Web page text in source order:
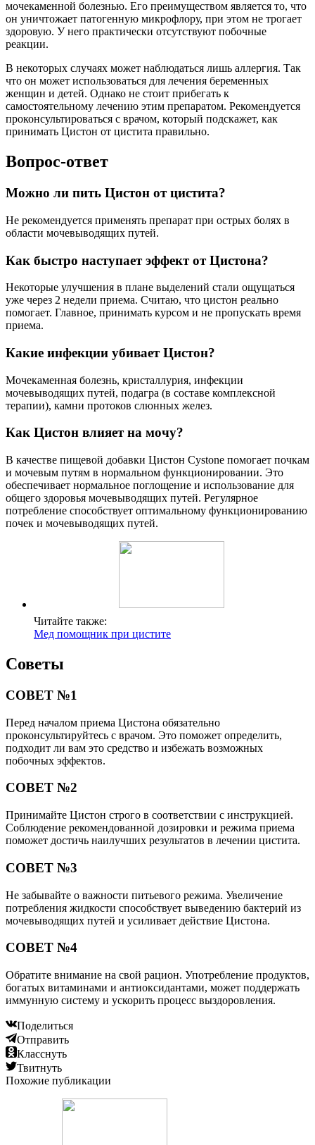
мочекаменной болезнью. Его преимуществом является то, что
он уничтожает патогенную микрофлору, при этом не трогает
здоровую. У него практически отсутствуют побочные
реакции.
В некоторых случаях может наблюдаться лишь аллергия. Так
что он может использоваться для лечения беременных
женщин и детей. Однако не стоит прибегать к
самостоятельному лечению этим препаратом. Рекомендуется
проконсультироваться с врачом, который подскажет, как
принимать Цистон от цистита правильно.
Вопрос-ответ
Можно ли пить Цистон от цистита?
Не рекомендуется применять препарат при острых болях в
области мочевыводящих путей.
Как быстро наступает эффект от Цистона?
Некоторые улучшения в плане выделений стали ощущаться
уже через 2 недели приема. Считаю, что цистон реально
помогает. Главное, принимать курсом и не пропускать время
приема.
Какие инфекции убивает Цистон?
Мочекаменная болезнь, кристаллурия, инфекции
мочевыводящих путей, подагра (в составе комплексной
терапии), камни протоков слюнных желез.
Как Цистон влияет на мочу?
В качестве пищевой добавки Цистон Cystone помогает почкам
и мочевым путям в нормальном функционировании. Это
обеспечивает нормальное поглощение и использование для
общего здоровья мочевыводящих путей. Регулярное
потребление способствует оптимальному функционированию
почек и мочевыводящих путей.
Читайте также:
Мед помощник при цистите
Советы
СОВЕТ №1
Перед началом приема Цистона обязательно
проконсультируйтесь с врачом. Это поможет определить,
подходит ли вам это средство и избежать возможных
побочных эффектов.
СОВЕТ №2
Принимайте Цистон строго в соответствии с инструкцией.
Соблюдение рекомендованной дозировки и режима приема
поможет достичь наилучших результатов в лечении цистита.
СОВЕТ №3
Не забывайте о важности питьевого режима. Увеличение
потребления жидкости способствует выведению бактерий из
мочевыводящих путей и усиливает действие Цистона.
СОВЕТ №4
Обратите внимание на свой рацион. Употребление продуктов,
богатых витаминами и антиоксидантами, может поддержать
иммунную систему и ускорить процесс выздоровления.
Поделиться
Отправить
Класснуть
Твитнуть
Похожие публикации